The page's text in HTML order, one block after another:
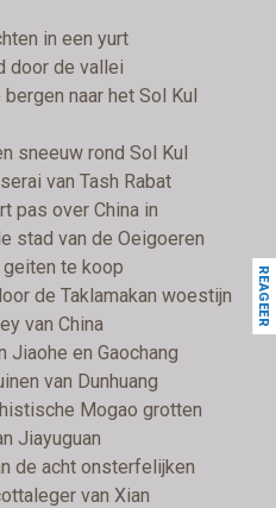
in een yurt
door de vallei
naar het Sol Kul
sneeuw rond Sol Kul
van Tash Rabat
pas over China in
stad van de Oeigoeren
geiten te koop
de Taklamakan woestijn
van China
Jiaohe en Gaochang
van Dunhuang
Mogao grotten
Jiayuguan
de acht onsterfelijken
van Xian
REAGEER